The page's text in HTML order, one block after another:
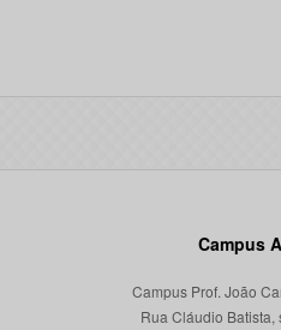
Campus
Campus Prof. João
Rua Cláudio Batista,